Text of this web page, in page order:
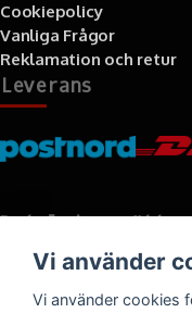
Cookiepolicy
Vanliga Frågor
Reklamation och retur
Leverans
Betalningssätt
Vi använder
Vi använder cookies